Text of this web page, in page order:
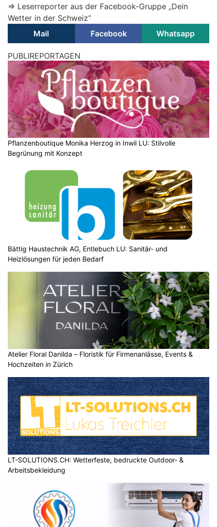
=> Leserreporter aus der Facebook-Gruppe „Dein
Wetter in der Schweiz“
Mail
Facebook Whatsapp
PUBLIREPORTAGEN
Pflanzenboutique Monika Herzog in Inwil LU: Stilvolle
Begrünung mit Konzept
Bättig Haustechnik AG, Entlebuch LU: Sanitär- und
Heizlösungen für jeden Bedarf
Atelier Floral Danilda – Floristik für Firmenanlässe, Events &
Hochzeiten in Zürich
LT-SOLUTIONS.CH: Wetterfeste, bedruckte Outdoor- &
Arbeitsbekleidung